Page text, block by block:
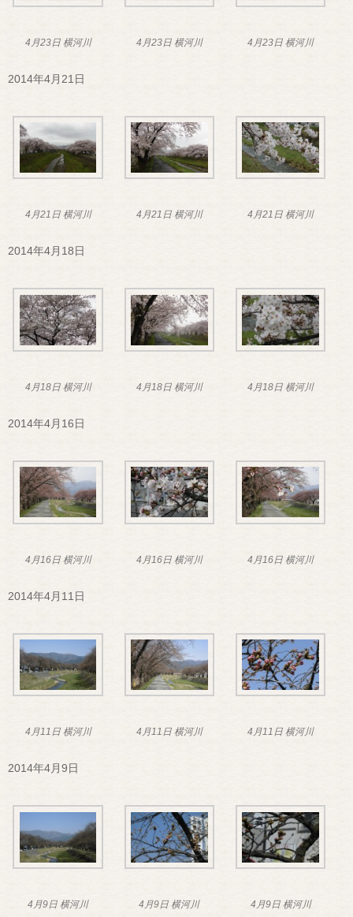
4月23日 横河川 4月23日 横河川 4月23日 横河川
2014年4月21日
4月21日 横河川 4月21日 横河川 4月21日 横河川
2014年4月18日
4月18日 横河川 4月18日 横河川 4月18日 横河川
2014年4月16日
4月16日 横河川 4月16日 横河川 4月16日 横河川
2014年4月11日
4月11日 横河川 4月11日 横河川 4月11日 横河川
2014年4月9日
4月9日 横河川 4月9日 横河川 4月9日 横河川